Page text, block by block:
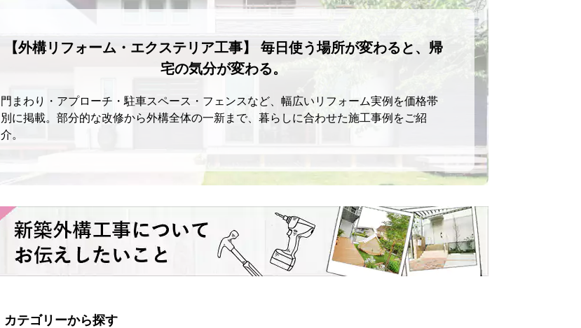
【外構リフォーム・エクステリア工事】 毎日使う場所が変わると、帰
宅の気分が変わる。
門まわり・アプローチ・駐車スペース・フェンスなど、幅広いリフォーム実例を価格帯
別に掲載。部分的な改修から外構全体の一新まで、暮らしに合わせた施工事例をご紹
介。
カテゴリーから探す